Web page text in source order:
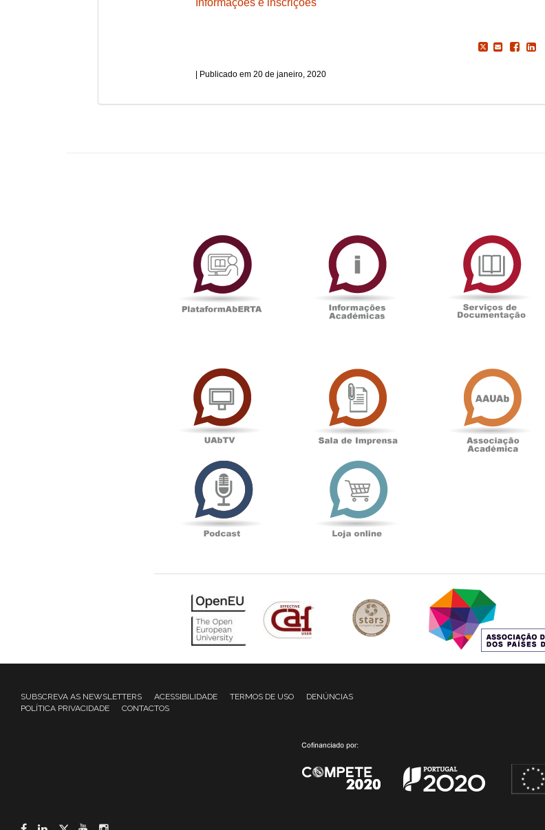
Informações e inscrições
20 de janeiro, 2020
PlataformAberta
Académicas
SUBSCREVA AS NEWSLETTERS ACESSIBILIDADE TERMOS DE USO
DENÚNCIAS
POLÍTICA PRIVACIDADE
CONTACTOS